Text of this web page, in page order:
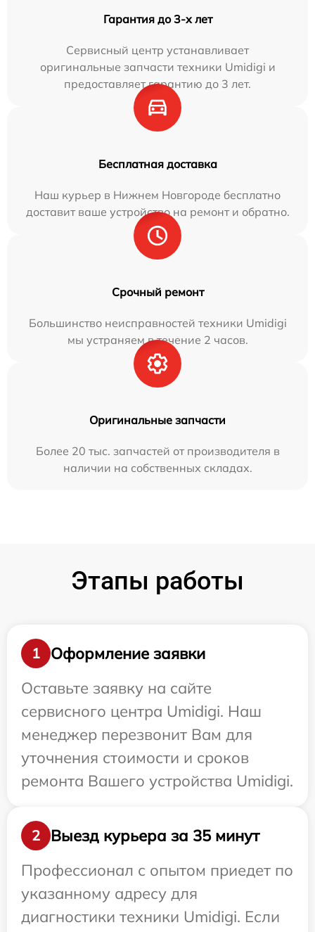
Гарантия до 3-х лет
Сервисный центр устанавливает
оригинальные запчасти техники Umidigi и
предоставляет гарантию до 3 лет.
Бесплатная доставка
Наш курьер в Нижнем Новгороде бесплатно
доставит ваше устройство на ремонт и обратно.
Срочный ремонт
Большинство неисправностей техники Umidigi
мы устраняем в течение 2 часов.
Оригинальные запчасти
Более 20 тыс. запчастей от производителя в
наличии на собственных складах.
Этапы работы
1
Оформление заявки
Оставьте заявку на сайте
сервисного центра Umidigi. Наш
менеджер перезвонит Вам для
уточнения стоимости и сроков
ремонта Вашего устройства Umidigi.
2
Выезд курьера за 35 минут
Профессионал с опытом приедет по
указанному адресу для
диагностики техники Umidigi. Если